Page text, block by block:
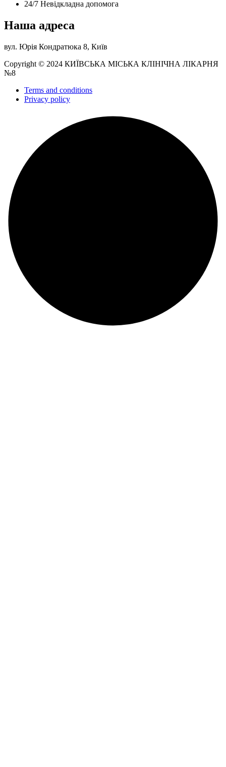
24/7 Невідкладна допомога
Наша адреса
вул. Юрія Кондратюка 8, Київ
Copyright © 2024 КИЇВСЬКА МІСЬКА КЛІНІЧНА ЛІКАРНЯ
№8
Terms and conditions
Privacy policy